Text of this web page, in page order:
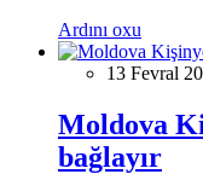
Ardını oxu
13 Fevral
Moldova
bağlayır